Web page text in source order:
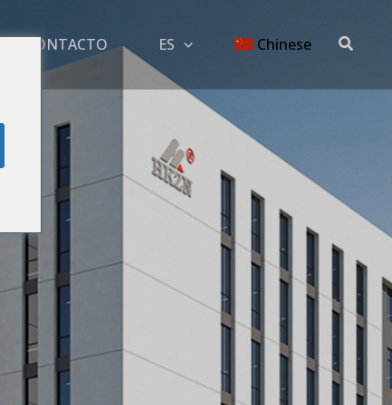
CONTACTO ES Chinese Buscar